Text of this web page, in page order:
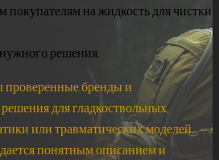
покупателям на жидкость для чистки
решения.
проверенные бренды и
для гладкоствольных,
или травматических моделей.
понятным описанием и